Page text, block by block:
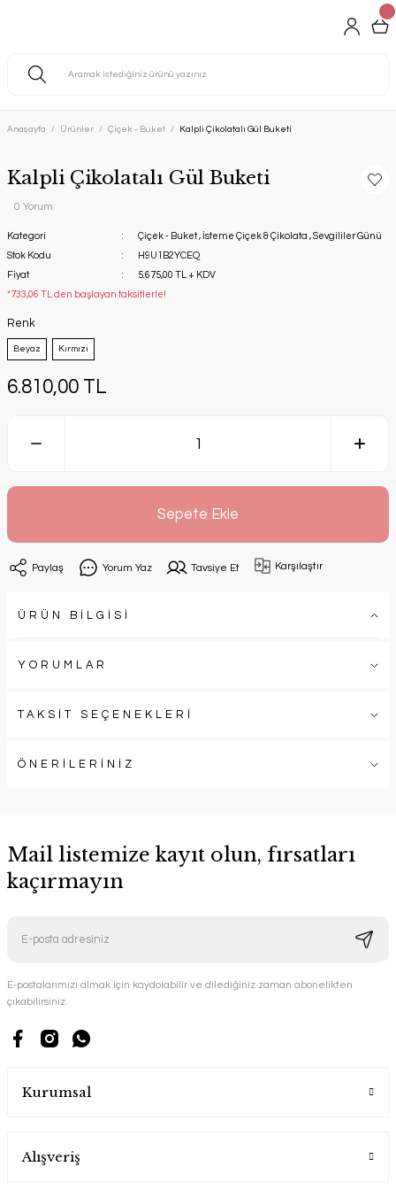
Anasayfa Ürünler Çiçek - Buket Kalpli Çikolatalı Gül Buketi
Kalpli Çikolatalı Gül Buketi
0 Yorum
Kategori Çiçek - Buket , İsteme Çiçek & Çikolata ,Sevgililer Günü
Stok Kodu
H9U1B2YCEQ
Fiyat
5.675,00 TL + KDV
*733,06 TL den başlayan taksitlerle!
Renk
Beyaz Kırmızı
6.810,00 TL
Sepete Ekle
Paylaş Yorum Yaz Tavsiye Et Karşılaştır
ÜRÜN BİLGİSİ
YORUMLAR
TAKSİT SEÇENEKLERİ
ÖNERİLERİNİZ
Mail listemize kayıt olun, fırsatları
kaçırmayın
E-postalarımızı almak için kaydolabilir ve dilediğiniz zaman abonelikten
çıkabilirsiniz.
Kurumsal
Alışveriş